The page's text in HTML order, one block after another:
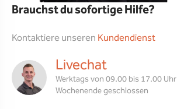
Brauchst du sofortige Hilfe?
Kontaktiere unseren Kundendienst
Livechat
Werktags von 09.00 bis 17.00 Uhr
Wochenende geschlossen